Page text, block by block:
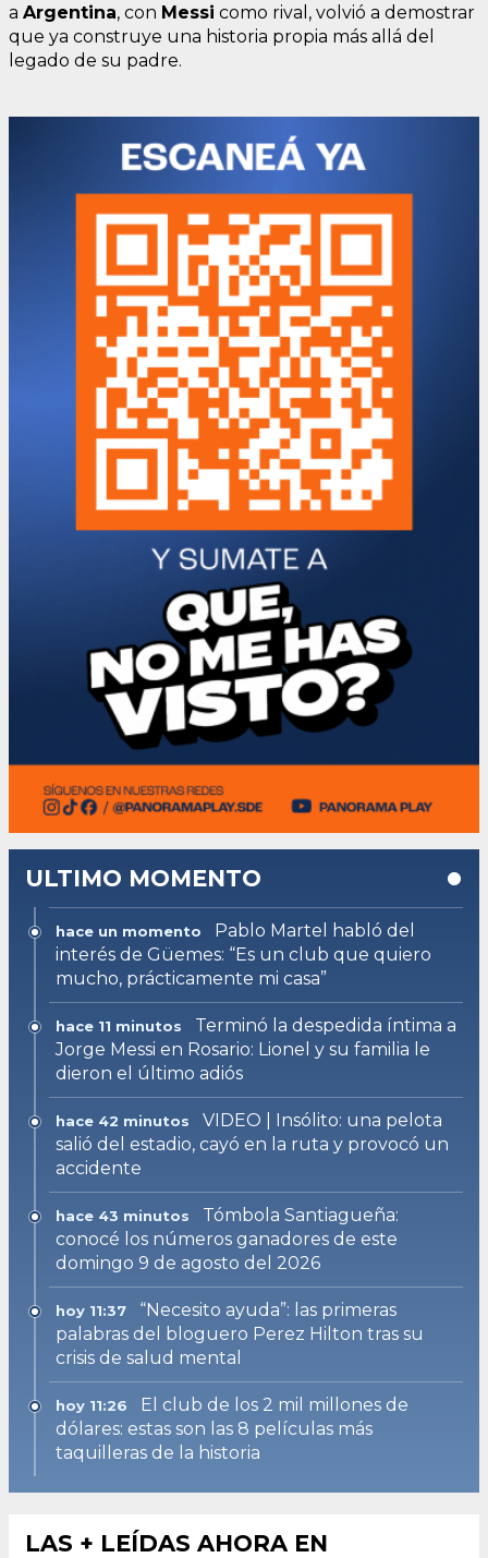
a Argentina, con Messi como rival, volvió a demostrar
que ya construye una historia propia más allá del
legado de su padre.
ULTIMO MOMENTO
hace un momento
Pablo Martel habló del
interés de Güemes: “Es un club que quiero
mucho, prácticamente mi casa”
hace 11 minutos
Terminó la despedida íntima a
Jorge Messi en Rosario: Lionel y su familia le
dieron el último adiós
hace 42 minutos
VIDEO | Insólito: una pelota
salió del estadio, cayó en la ruta y provocó un
accidente
hace 43 minutos
Tómbola Santiagueña:
conocé los números ganadores de este
domingo 9 de agosto del 2026
hoy 11:37
“Necesito ayuda”: las primeras
palabras del bloguero Perez Hilton tras su
crisis de salud mental
hoy 11:26
El club de los 2 mil millones de
dólares: estas son las 8 películas más
taquilleras de la historia
LAS + LEÍDAS AHORA EN